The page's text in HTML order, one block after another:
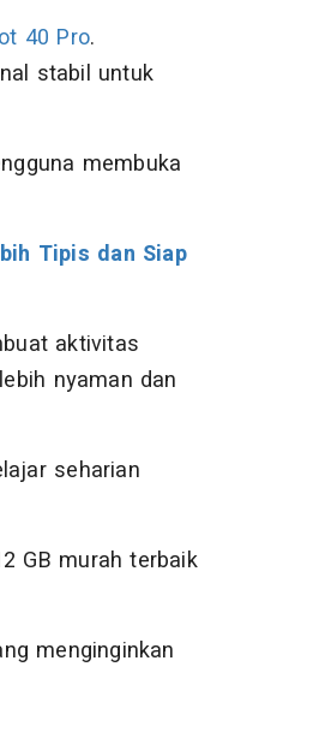
40 Pro.
stabil untuk
membuka
Tipis dan Siap
aktivitas
nyaman dan
seharian
GB murah terbaik
menginginkan